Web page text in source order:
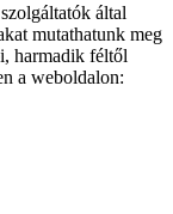
által
mutathatunk meg
harmadik féltől
a weboldalon: